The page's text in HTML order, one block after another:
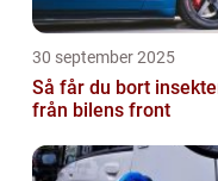
30 september 2025
Så får du bort
från bilens front